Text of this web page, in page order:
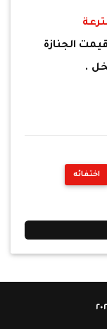
الجنازة
.
اختفائه